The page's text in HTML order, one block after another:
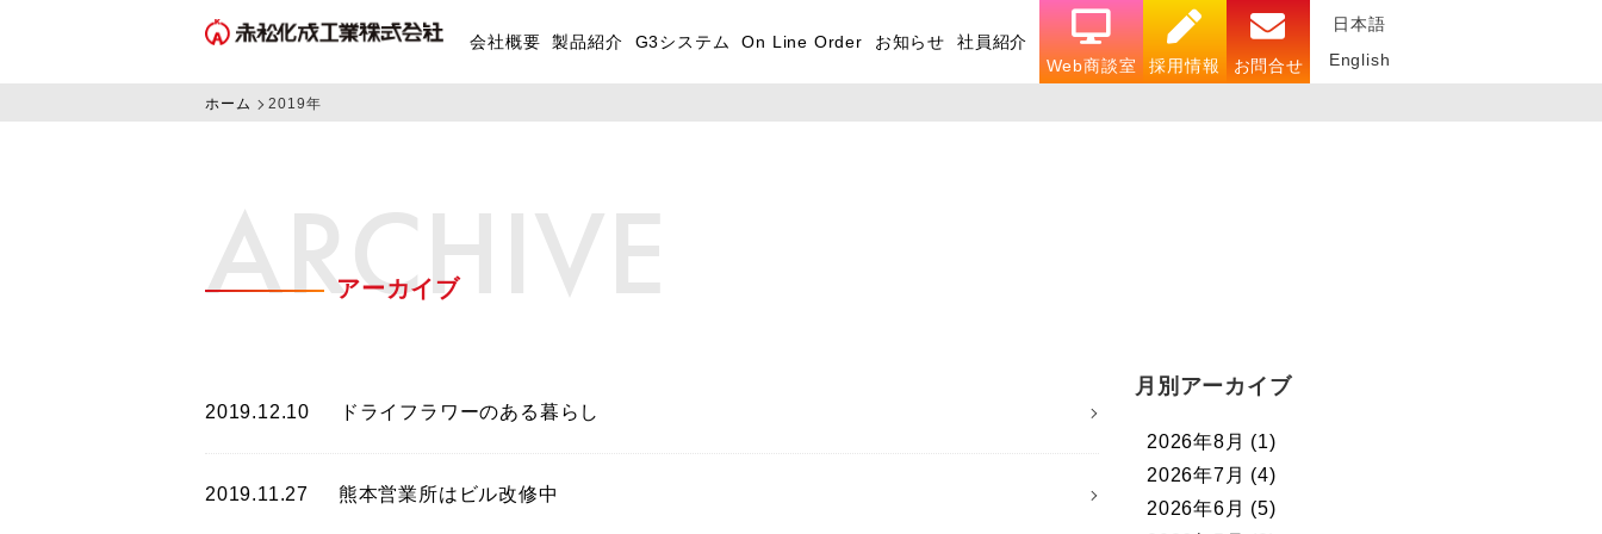
会社概要 製品紹介 G3システム On Line Order お知らせ
社員紹介
Web商談室
採用情報 お問合せ
日本語
English
ホーム 2019年
ARCHIVE
アーカイブ
2019.12.10 ドライフラワーのある暮らし
2019.11.27 熊本営業所はビル改修中
月別アーカイブ
2026年8月 (1)
2026年7月 (4)
2026年6月 (5)